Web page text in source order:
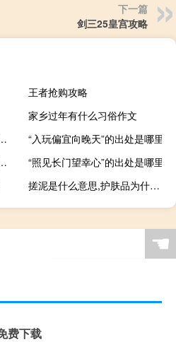
下一篇
剑三25皇宫攻略
王者抢购攻略
家乡过年有什么习俗作文
就业情况怎么样 西安思源学院怎么样
“入玩偏宜向晚天”的出处是哪里
国最好的大学吗
“照见长门望幸心”的出处是哪里
搓泥是什么意思,护肤品为什么会搓泥什么梗
☚
费下载